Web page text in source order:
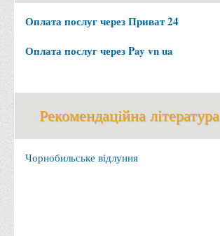
Фотогалерея
Відеогалерея
ВТЕІ у ЗМІ
Оплата послуг через Приват 24
Оплата послуг через Pay vn ua
Рекомендаційна література
Чорнобильське відлуння